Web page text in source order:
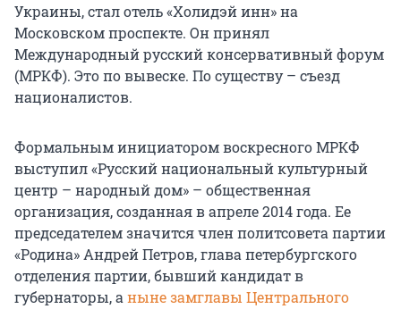
Украины, стал отель «Холидэй инн» на
Московском проспекте. Он принял
Международный русский консервативный форум
(МРКФ). Это по вывеске. По существу – съезд
националистов.
Формальным инициатором воскресного МРКФ
выступил «Русский национальный культурный
центр – народный дом» – общественная
организация, созданная в апреле 2014 года. Ее
председателем значится член политсовета партии
«Родина» Андрей Петров, глава петербургского
отделения партии, бывший кандидат в
губернаторы, а ныне замглавы Центрального